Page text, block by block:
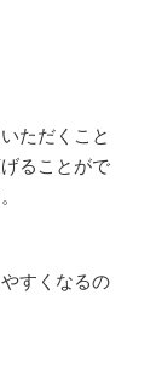
ただくこと
ることがで
すくなるの